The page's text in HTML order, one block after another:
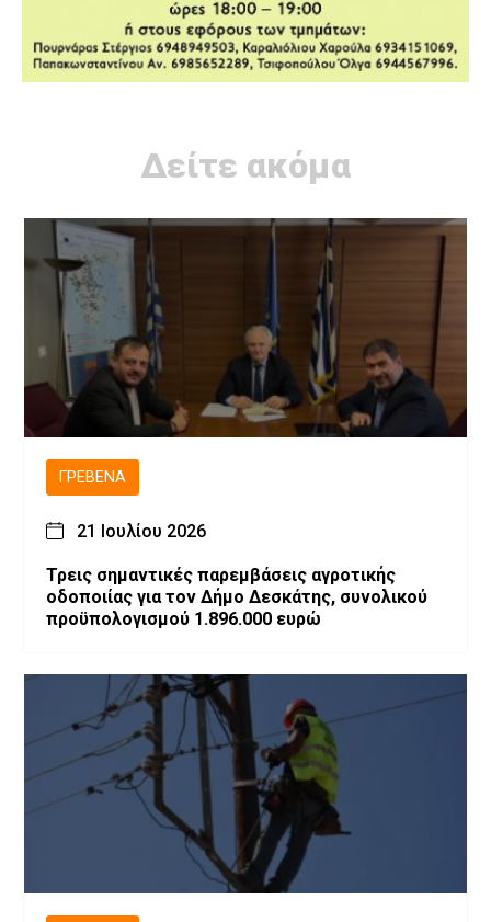
Δείτε ακόμα
ΓΡΕΒΕΝΆ
21 Ιουλίου 2026
Τρεις σημαντικές παρεμβάσεις αγροτικής
οδοποιίας για τον Δήμο Δεσκάτης, συνολικού
προϋπολογισμού 1.896.000 ευρώ